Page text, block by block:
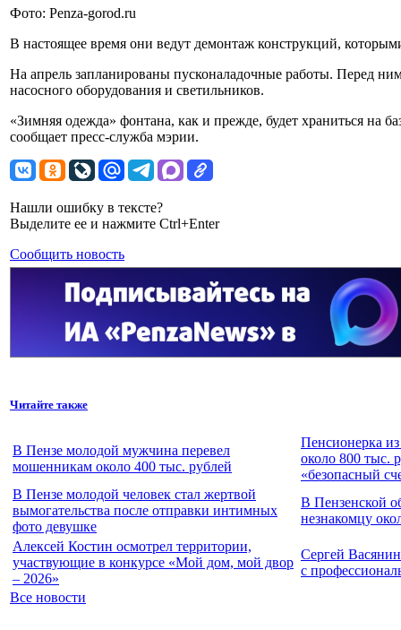
Фото: Penza-gorod.ru
В настоящее время они ведут демонтаж конструкций,
На апрель запланированы пусконаладочные работы. Перед
насосного оборудования и светильников.
«Зимняя одежда» фонтана, как и прежде, будет храниться на
сообщает пресс-служба мэрии.
Нашли ошибку в тексте?
Выделите ее и нажмите Ctrl+Enter
Сообщить новость
Читайте также
В Пензе молодой мужчина перевел
мошенникам около 400 тыс. рублей
Пенсионерка
около 800 тыс.
«безопасный
В Пензе молодой человек стал жертвой
вымогательства после отправки интимных
фото девушке
В Пензенской
незнакомцу
Алексей Костин осмотрел территории,
участвующие в конкурсе «Мой дом, мой двор
– 2026»
Сергей
с
Все новости